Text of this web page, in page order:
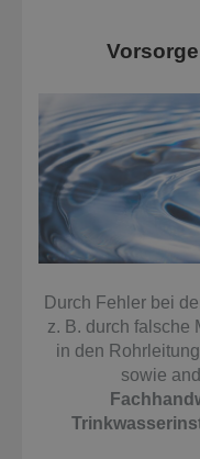
Durch Fehler bei
z. B. durch falsche
in den
sowie